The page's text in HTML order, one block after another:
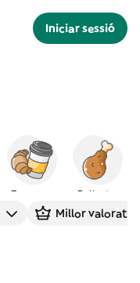
Iniciar sessió
Esmorzar Pollastre
Millor valorats